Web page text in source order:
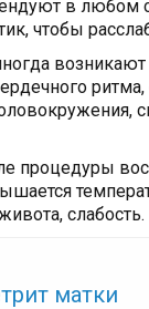
в любом
чтобы
процедуры
слабость.
матки